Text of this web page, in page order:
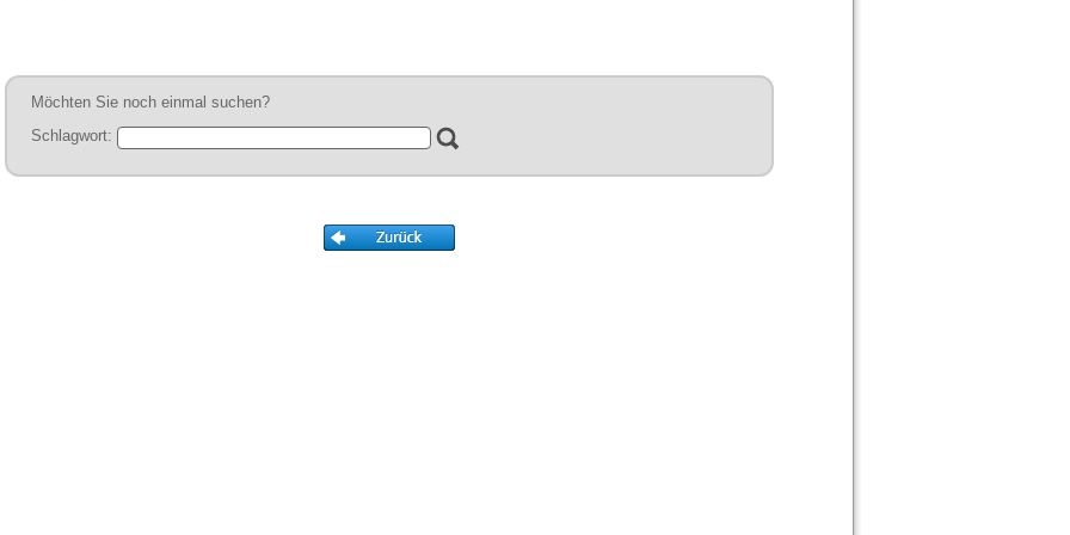
Möchten Sie noch einmal suchen?
Schlagwort: